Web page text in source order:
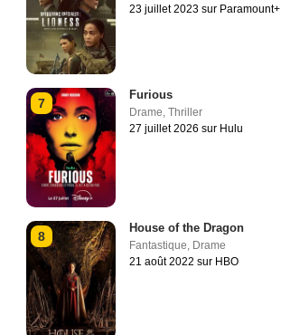
23 juillet 2023 sur Paramount+
7
Furious
Drame, Thriller
27 juillet 2026 sur Hulu
8
House of the Dragon
Fantastique, Drame
21 août 2022 sur HBO